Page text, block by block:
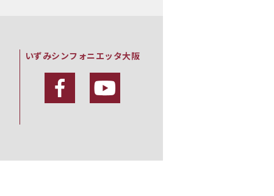
いずみシンフォニエッタ大阪